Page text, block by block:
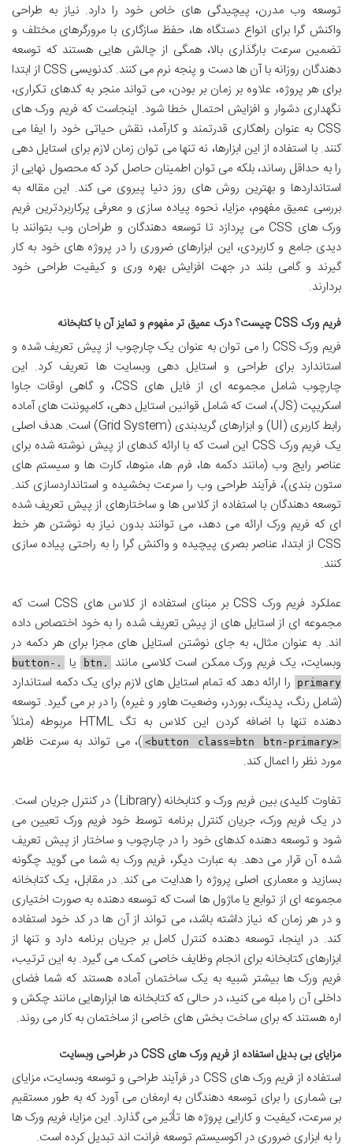
توسعه وب مدرن، پیچیدگی های خاص خود را دارد. نیاز به طراحی
واکنش گرا برای انواع دستگاه ها، حفظ سازگاری با مرورگرهای مختلف و
تضمین سرعت بارگذاری بالا، همگی از چالش هایی هستند که توسعه
دهندگان روزانه با آن ها دست و پنجه نرم می کنند. کدنویسی CSS از ابتدا
برای هر پروژه، علاوه بر زمان بر بودن، می تواند منجر به کدهای تکراری،
نگهداری دشوار و افزایش احتمال خطا شود. اینجاست که فریم ورک های
CSS به عنوان راهکاری قدرتمند و کارآمد، نقش حیاتی خود را ایفا می
کنند. با استفاده از این ابزارها، نه تنها می توان زمان لازم برای استایل دهی
را به حداقل رساند، بلکه می توان اطمینان حاصل کرد که محصول نهایی از
استانداردها و بهترین روش های روز دنیا پیروی می کند. این مقاله به
بررسی عمیق مفهوم، مزایا، نحوه پیاده سازی و معرفی پرکاربردترین فریم
ورک های CSS می پردازد تا توسعه دهندگان و طراحان وب بتوانند با
دیدی جامع و کاربردی، این ابزارهای ضروری را در پروژه های خود به کار
گیرند و گامی بلند در جهت افزایش بهره وری و کیفیت طراحی خود
بردارند.
فریم ورک CSS چیست؟ درک عمیق تر مفهوم و تمایز آن با کتابخانه
فریم ورک CSS را می توان به عنوان یک چارچوب از پیش تعریف شده و
استاندارد برای طراحی و استایل دهی وبسایت ها تعریف کرد. این
چارچوب شامل مجموعه ای از فایل های CSS، و گاهی اوقات جاوا
اسکریپت (JS)، است که شامل قوانین استایل دهی، کامپوننت های آماده
رابط کاربری (UI) و ابزارهای گریدبندی (Grid System) است. هدف اصلی
یک فریم ورک CSS این است که با ارائه کدهای از پیش نوشته شده برای
عناصر رایج وب (مانند دکمه ها، فرم ها، منوها، کارت ها و سیستم های
ستون بندی)، فرآیند طراحی وب را سرعت بخشیده و استانداردسازی کند.
توسعه دهندگان با استفاده از کلاس ها و ساختارهای از پیش تعریف شده
ای که فریم ورک ارائه می دهد، می توانند بدون نیاز به نوشتن هر خط
CSS از ابتدا، عناصر بصری پیچیده و واکنش گرا را به راحتی پیاده سازی
کنند.
عملکرد فریم ورک CSS بر مبنای استفاده از کلاس های CSS است که
مجموعه ای از استایل های از پیش تعریف شده را به خود اختصاص داده
اند. به عنوان مثال، به جای نوشتن استایل های مجزا برای هر دکمه در
وبسایت، یک فریم ورک ممکن است کلاسی مانند
.btn یا
.button-
primary
را ارائه دهد که تمام استایل های لازم برای یک دکمه استاندارد
(شامل رنگ، پدینگ، بوردر، وضعیت هاور و غیره) را در بر می گیرد. توسعه
دهنده تنها با اضافه کردن این کلاس به تگ HTML مربوطه (مثلاً
<button class=btn btn-primary>
)، می تواند به سرعت ظاهر
مورد نظر را اعمال کند.
تفاوت کلیدی بین فریم ورک و کتابخانه (Library) در کنترل جریان است.
در یک فریم ورک، جریان کنترل برنامه توسط خود فریم ورک تعیین می
شود و توسعه دهنده کدهای خود را در چارچوب و ساختار از پیش تعریف
شده آن قرار می دهد. به عبارت دیگر، فریم ورک به شما می گوید چگونه
بسازید و معماری اصلی پروژه را هدایت می کند. در مقابل، یک کتابخانه
مجموعه ای از توابع یا ماژول ها است که توسعه دهنده به صورت اختیاری
و در هر زمان که نیاز داشته باشد، می تواند از آن ها در کد خود استفاده
کند. در اینجا، توسعه دهنده کنترل کامل بر جریان برنامه دارد و تنها از
ابزارهای کتابخانه برای انجام وظایف خاصی کمک می گیرد. به این ترتیب،
فریم ورک ها بیشتر شبیه به یک ساختمان آماده هستند که شما فضای
داخلی آن را مبله می کنید، در حالی که کتابخانه ها ابزارهایی مانند چکش و
اره هستند که برای ساخت بخش های خاصی از ساختمان به کار می روند.
مزایای بی بدیل استفاده از فریم ورک های CSS در طراحی وبسایت
استفاده از فریم ورک های CSS در فرآیند طراحی و توسعه وبسایت، مزایای
بی شماری را برای توسعه دهندگان به ارمغان می آورد که به طور مستقیم
بر سرعت، کیفیت و کارایی پروژه ها تأثیر می گذارد. این مزایا، فریم ورک ها
را به ابزاری ضروری در اکوسیستم توسعه فرانت اند تبدیل کرده است.